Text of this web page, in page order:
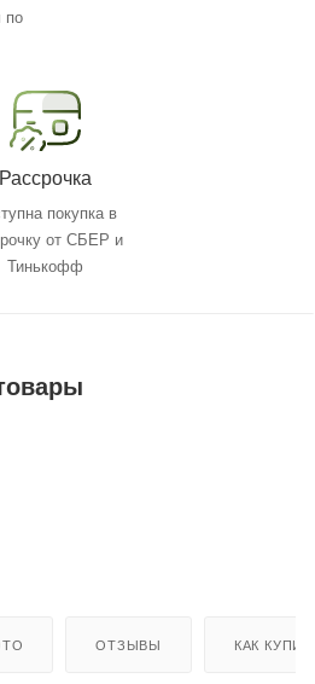
по
Рассрочка
покупка в
от СБЕР и
Тинькофф
ОТЗЫВЫ КАК